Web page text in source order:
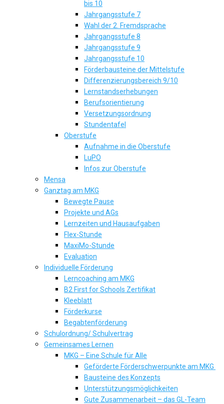
bis 10
Jahrgangsstufe 7
Wahl der 2. Fremdsprache
Jahrgangsstufe 8
Jahrgangsstufe 9
Jahrgangsstufe 10
Förderbausteine der Mittelstufe
Differenzierungsbereich 9/10
Lernstandserhebungen
Berufsorientierung
Versetzungsordnung
Stundentafel
Oberstufe
Aufnahme in die Oberstufe
LuPO
Infos zur Oberstufe
Mensa
Ganztag am MKG
Bewegte Pause
Projekte und AGs
Lernzeiten und Hausaufgaben
Flex-Stunde
MaxiMo-Stunde
Evaluation
Individuelle Förderung
Lerncoaching am MKG
B2 First for Schools Zertifikat
Kleeblatt
Förderkurse
Begabtenförderung
Schulordnung/ Schulvertrag
Gemeinsames Lernen
MKG – Eine Schule für Alle
Geförderte Förderschwerpunkte am MKG
Bausteine des Konzepts
Unterstützungsmöglichkeiten
Gute Zusammenarbeit – das GL-Team